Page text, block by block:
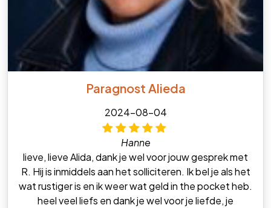
Paragnost Alieda
2024-08-04
Hanne
lieve, lieve Alida, dank je wel voor jouw gesprek met
R. Hij is inmiddels aan het solliciteren. Ik bel je als het
wat rustiger is en ik weer wat geld in the pocket heb.
heel veel liefs en dank je wel voor je liefde, je